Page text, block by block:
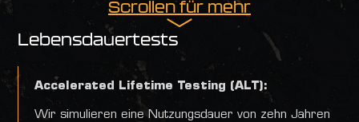
Scrollen für mehr
Lebensdauertests
Accelerated Lifetime Testing (ALT):
Wir simulieren eine Nutzungsdauer von zehn Jahren